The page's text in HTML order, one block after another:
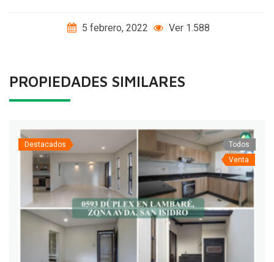
5 febrero, 2022 Ver 1.588
PROPIEDADES SIMILARES
Destacados
Todos
Venta